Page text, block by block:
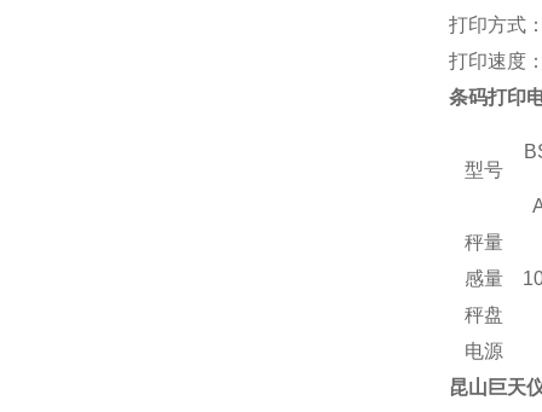
打印方式
打印速度
条码打印
型号
秤量
感量
秤盘
电源
昆山 巨天